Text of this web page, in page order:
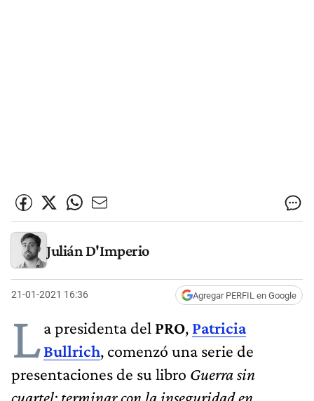
Julián D'Imperio
21-01-2021 16:36 Agregar PERFIL en Google
La presidenta del PRO, Patricia
Bullrich, comenzó una serie de
presentaciones de su libro Guerra sin
cuartel: terminar con la inseguridad en